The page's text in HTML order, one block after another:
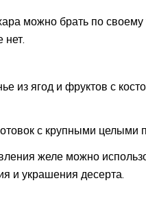
можно брать по
из ягод и фруктов с
с крупными целыми
желе можно
и украшения десерта.